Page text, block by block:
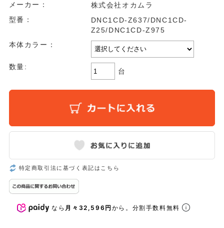
メーカー：
株式会社オカムラ
型番：
DNC1CD-Z637/DNC1CD-
Z25/DNC1CD-Z975
本体カラー：
数量:
台
特定商取引法に基づく表記はこちら
なら 月々32,596円から。分割手数料無料